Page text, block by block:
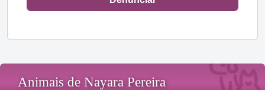
Animais de Nayara Pereira